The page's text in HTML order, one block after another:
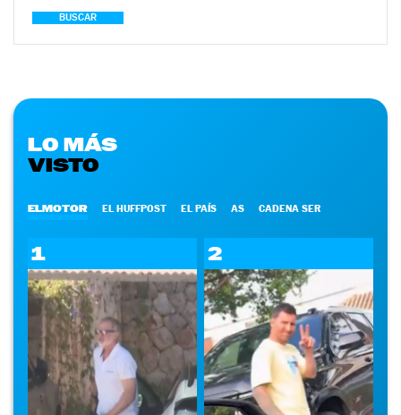
BUSCAR
LO MÁS
VISTO
ELMOTOR EL HUFFPOST EL PAÍS AS CADENA SER
1 2